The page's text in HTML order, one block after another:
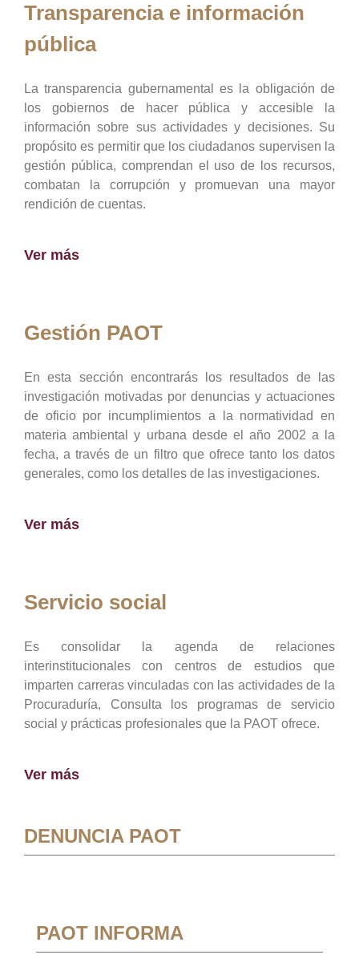
Transparencia e información
pública
La transparencia gubernamental es la obligación de
los gobiernos de hacer pública y accesible la
información sobre sus actividades y decisiones. Su
propósito es permitir que los ciudadanos supervisen la
gestión pública, comprendan el uso de los recursos,
combatan la corrupción y promuevan una mayor
rendición de cuentas.
Ver más
Gestión PAOT
En esta sección encontrarás los resultados de las
investigación motivadas por denuncias y actuaciones
de oficio por incumplimientos a la normatividad en
materia ambiental y urbana desde el año 2002 a la
fecha, a través de un filtro que ofrece tanto los datos
generales, como los detalles de las investigaciones.
Ver más
Servicio social
Es consolidar la agenda de relaciones
interinstitucionales con centros de estudios que
imparten carreras vinculadas con las actividades de la
Procuraduría, Consulta los programas de servicio
social y prácticas profesionales que la PAOT ofrece.
Ver más
DENUNCIA PAOT
PAOT INFORMA